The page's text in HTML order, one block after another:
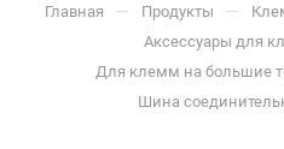
Главная — Продукты —
Аксессуары для
Для клемм на большие
Шина